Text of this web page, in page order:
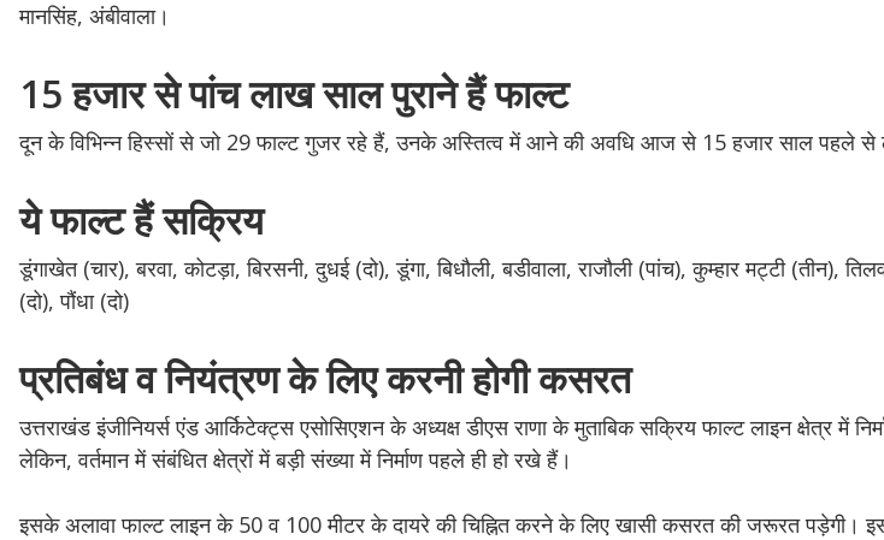
मानसिंह, अंबीवाला।
15 हजार से पांच लाख साल पुराने हैं फाल्ट
दून के विभिन्न हिस्सों से जो 29 फाल्ट गुजर रहे हैं, उनके अस्तित्व में आने की अवधि आज से 15 हजार साल पहले से
ये फाल्ट हैं सक्रिय
डूंगाखेत (चार), बरवा, कोटड़ा, बिरसनी, दुधई (दो), डूंगा, बिधौली, बडीवाला, राजौली (पांच), कुम्हार मट्टी (तीन),
(दो), पौंधा (दो)
प्रतिबंध व नियंत्रण के लिए करनी होगी कसरत
उत्तराखंड इंजीनियर्स एंड आर्किटेक्ट्स एसोसिएशन के अध्यक्ष डीएस राणा के मुताबिक सक्रिय फाल्ट लाइन क्षेत्र में
लेकिन, वर्तमान में संबंधित क्षेत्रों में बड़ी संख्या में निर्माण पहले ही हो रखे हैं।
इसके अलावा फाल्ट लाइन के 50 व 100 मीटर के दायरे की चिह्नित करने के लिए खासी कसरत की जरूरत पड़ेगी।